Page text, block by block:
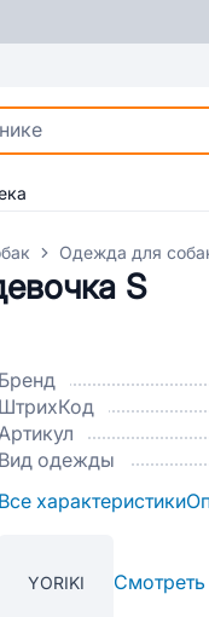
Одежда для
S
Бренд
ШтрихКод
Артикул
Вид одежды
Все характеристики
YORIKI